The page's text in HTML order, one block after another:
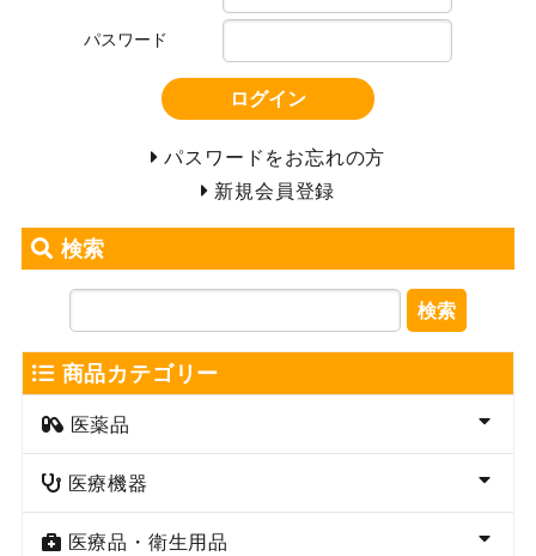
パスワード
ログイン
パスワードをお忘れの方
新規会員登録
検索
検索
商品カテゴリー
医薬品
医療機器
医療品・衛生用品